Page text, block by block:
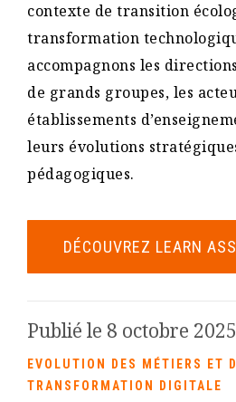
contexte de transition
transformation
accompagnons les
de grands groupes, les
établissements
leurs évolutions
pédagogiques.
DÉCOUVREZ LEARN
Publié le 8 octobre 2025
EVOLUTION DES MÉTIERS ET
TRANSFORMATION DIGITALE